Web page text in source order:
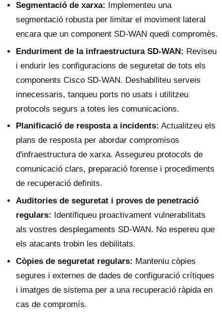
Segmentació de xarxa: Implementeu una
segmentació robusta per limitar el moviment lateral
encara que un component SD-WAN quedi compromès.
Enduriment de la infraestructura SD-WAN: Reviseu
i endurir les configuracions de seguretat de tots els
components Cisco SD-WAN. Deshabiliteu serveis
innecessaris, tanqueu ports no usats i utilitzeu
protocols segurs a totes les comunicacions.
Planificació de resposta a incidents: Actualitzeu els
plans de resposta per abordar compromisos
d'infraestructura de xarxa. Assegureu protocols de
comunicació clars, preparació forense i procediments
de recuperació definits.
Auditories de seguretat i proves de penetració
regulars: Identifiqueu proactivament vulnerabilitats
als vostres desplegaments SD-WAN. No espereu que
els atacants trobin les debilitats.
Còpies de seguretat regulars: Manteniu còpies
segures i externes de dades de configuració crítiques
i imatges de sistema per a una recuperació ràpida en
cas de compromís.